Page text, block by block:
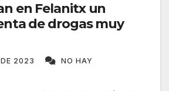
en Felanitx un
de drogas muy
DE 2023
NO HAY